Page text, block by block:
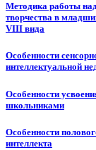
Методика работы
творчества в
VIII вида
Особенности
интеллектуальной
Особенности
школьниками
Особенности
интеллекта